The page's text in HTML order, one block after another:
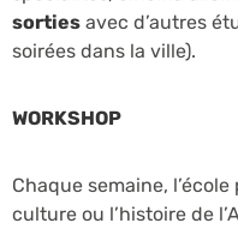
sorties avec d’autres
soirées dans la ville).
WORKSHOP
Chaque semaine,
culture ou l’histoire de